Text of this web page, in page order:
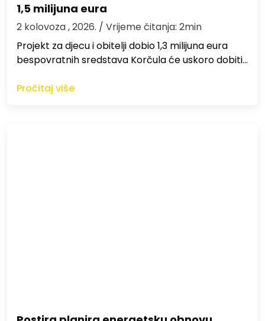
1,5 milijuna eura
2 kolovoza , 2026. / Vrijeme čitanja: 2min
Projekt za djecu i obitelji dobio 1,3 milijuna eura
bespovratnih sredstava Korčula će uskoro dobiti…
Pročitaj više